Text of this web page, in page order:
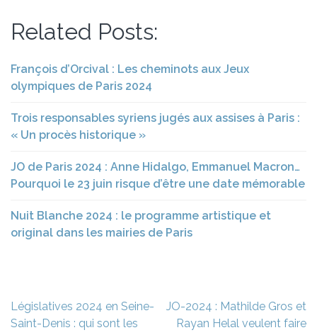
Related Posts:
François d’Orcival : Les cheminots aux Jeux
olympiques de Paris 2024
Trois responsables syriens jugés aux assises à Paris :
« Un procès historique »
JO de Paris 2024 : Anne Hidalgo, Emmanuel Macron…
Pourquoi le 23 juin risque d’être une date mémorable
Nuit Blanche 2024 : le programme artistique et
original dans les mairies de Paris
Navigation
de
Législatives 2024 en Seine-
Saint-Denis : qui sont les
JO-2024 : Mathilde Gros et
Rayan Helal veulent faire